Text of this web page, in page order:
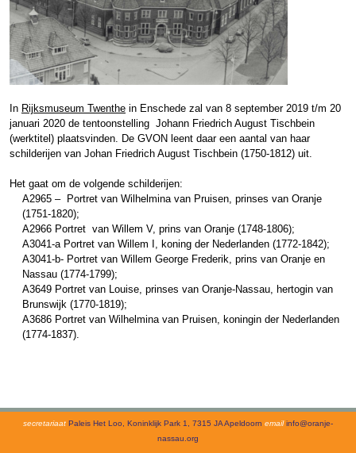
In Rijksmuseum Twenthe in Enschede zal van 8 september 2019 t/m 20
januari 2020 de tentoonstelling Johann Friedrich August Tischbein
(werktitel) plaatsvinden. De GVON leent daar een aantal van haar
schilderijen van Johan Friedrich August Tischbein (1750-1812) uit.
Het gaat om de volgende schilderijen:
A2965 – Portret van Wilhelmina van Pruisen, prinses van Oranje
(1751-1820);
A2966 Portret van Willem V, prins van Oranje (1748-1806);
A3041-a Portret van Willem I, koning der Nederlanden (1772-1842);
A3041-b- Portret van Willem George Frederik, prins van Oranje en
Nassau (1774-1799);
A3649 Portret van Louise, prinses van Oranje-Nassau, hertogin van
Brunswijk (1770-1819);
A3686 Portret van Wilhelmina van Pruisen, koningin der Nederlanden
(1774-1837).
secretariaat Paleis Het Loo, Koninklijk Park 1, 7315 JA Apeldoorn email info@oranje-
nassau.org